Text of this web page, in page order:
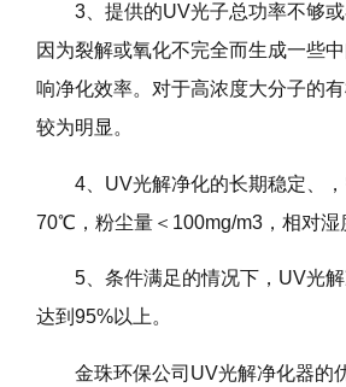
3、提供的UV光子总功率不够
因为裂解或氧化不完全而生成一些
响净化效率。对于高浓度大分子的
较为明显。
4、UV光解净化的长期稳定、
70℃，粉尘量＜100mg/m3，相对湿
5、条件满足的情况下，UV光
达到95%以上。
金珠环保公司UV光解净化器的